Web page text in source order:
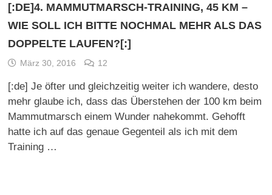
[:DE]4. MAMMUTMARSCH-TRAINING, 45 KM –
WIE SOLL ICH BITTE NOCHMAL MEHR ALS DAS
DOPPELTE LAUFEN?[:]
März 30, 2016 12
[:de] Je öfter und gleichzeitig weiter ich wandere, desto
mehr glaube ich, dass das Überstehen der 100 km beim
Mammutmarsch einem Wunder nahekommt. Gehofft
hatte ich auf das genaue Gegenteil als ich mit dem
Training …